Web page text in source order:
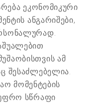
ეკონომიკური
ანგარიშები,
ამ
შესაძლებელია.
მომენტების
სწრაფი